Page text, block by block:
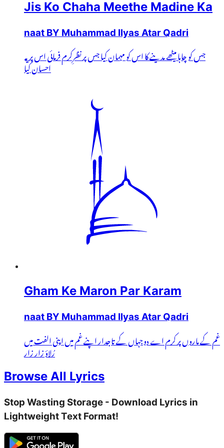
Jis Ko Chaha Meethe Madine Ka
naat BY Muhammad Ilyas Atar Qadri
جس کو چاہا میٹھے مدینے کا اس کو مہمان کیا جس پر نظرِکرم فرمائی اس پر یہ
احسان کیا
Gham Ke Maron Par Karam
naat BY Muhammad Ilyas Atar Qadri
غم کے ماروں پر کرم اے دوجہاں کے تاجدار اپنے غم میں اپنی الفت میں
رُلاؤ زار زار
Browse All Lyrics
Stop Wasting Storage - Download Lyrics in
Lightweight Text Format!